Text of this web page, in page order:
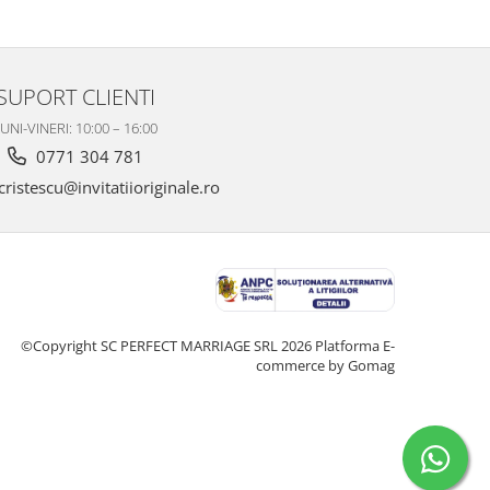
CLIENTI
VINERI: 10:00 – 16:00
0771 304 781
©Copyright SC PERFECT MARRIAGE SRL 2026 Platforma E-
commerce by Gomag